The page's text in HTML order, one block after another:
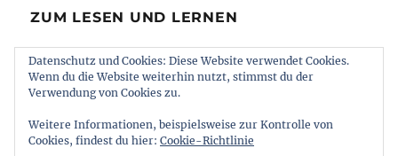
ZUM LESEN UND LERNEN
Euroncap
Tong
Datenschutz und Cookies: Diese Website verwendet Cookies.
Wenn du die Website weiterhin nutzt, stimmst du der
Verwendung von Cookies zu.
Weitere Informationen, beispielsweise zur Kontrolle von
Cookies, findest du hier: Cookie-Richtlinie